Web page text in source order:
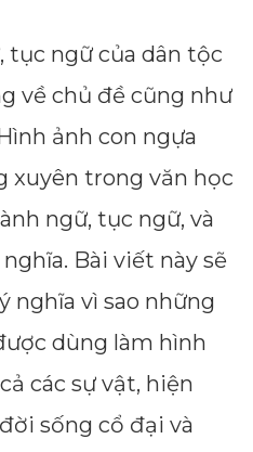
tục ngữ của dân tộc
về chủ đề cũng như
ảnh con ngựa
xuyên trong văn học
ngữ, tục ngữ, và
Bài viết này sẽ
nghĩa vì sao những
dùng làm hình
các sự vật, hiện
sống cổ đại và